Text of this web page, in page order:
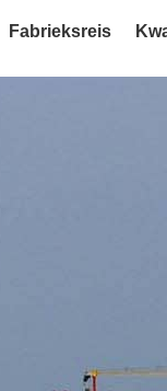
Fabrieksreis